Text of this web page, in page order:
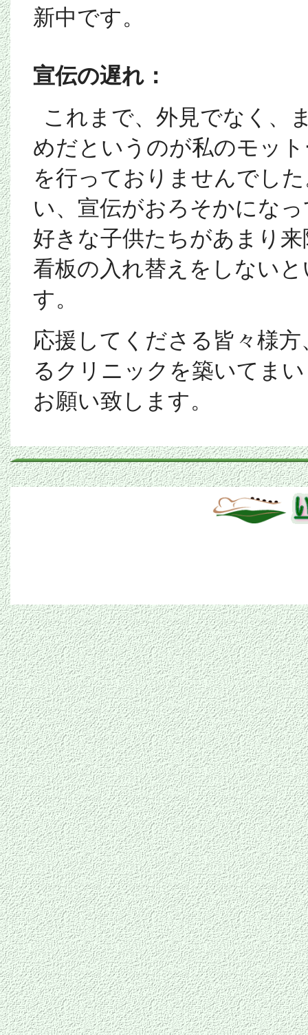
新中です。
宣伝の遅れ：
これまで、外見でなく、
めだというのが私のモッ
を行っておりませんでし
い、宣伝がおろそかにな
好きな子供たちがあまり
看板の入れ替えをしない
す。
応援してくださる皆々様
るクリニックを築いてま
お願い致します。